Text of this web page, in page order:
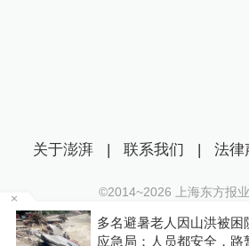
多名避暑老人因山洪被
应急局：人员都安全，路
关于澎湃 | 联系我们 | 法律
©2014~2026 上海东方报
沪ICP证：沪B2-20170116 | 沪
互联网新闻信息服务许可证：